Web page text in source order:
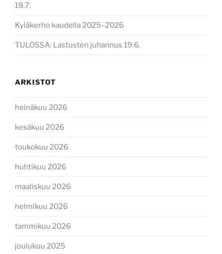
18.7.
Kyläkerho kaudella 2025–2026
TULOSSA: Lastusten juhannus 19.6.
ARKISTOT
heinäkuu 2026
kesäkuu 2026
toukokuu 2026
huhtikuu 2026
maaliskuu 2026
helmikuu 2026
tammikuu 2026
joulukuu 2025